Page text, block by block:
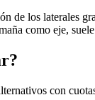
de los laterales
como eje,
con